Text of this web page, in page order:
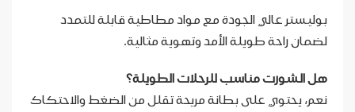
بوليستر عالي الجودة مع مواد مطاطية قابلة للتمدد
لضمان راحة طويلة الأمد وتهوية مثالية.
هل الشورت مناسب للرحلات الطويلة؟
نعم، يحتوي على بطانة مريحة تقلل من الضغط والاحتكاك